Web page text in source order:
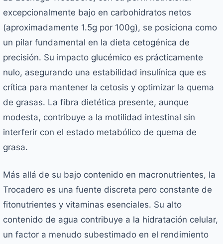
excepcionalmente bajo en carbohidratos netos
(aproximadamente 1.5g por 100g), se posiciona como
un pilar fundamental en la dieta cetogénica de
precisión. Su impacto glucémico es prácticamente
nulo, asegurando una estabilidad insulínica que es
crítica para mantener la cetosis y optimizar la quema
de grasas. La fibra dietética presente, aunque
modesta, contribuye a la motilidad intestinal sin
interferir con el estado metabólico de quema de
grasa.
Más allá de su bajo contenido en macronutrientes, la
Trocadero es una fuente discreta pero constante de
fitonutrientes y vitaminas esenciales. Su alto
contenido de agua contribuye a la hidratación celular,
un factor a menudo subestimado en el rendimiento